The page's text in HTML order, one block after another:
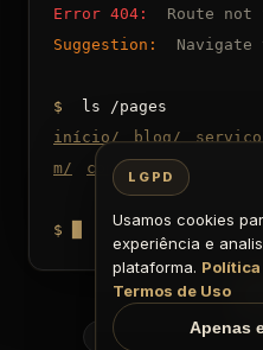
Error 404:
Route
Suggestion:
$
ls /pages
início/ blog/
m/ contato /
$
Voltar
Início Blog
LGPD
Usamos cookies
experiência e
plataforma.
Termos de Uso
Apenas